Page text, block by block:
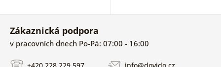
Zákaznická podpora
v pracovních dnech Po-Pá: 07:00 - 16:00
+420 228 229 597 info@dovido.cz